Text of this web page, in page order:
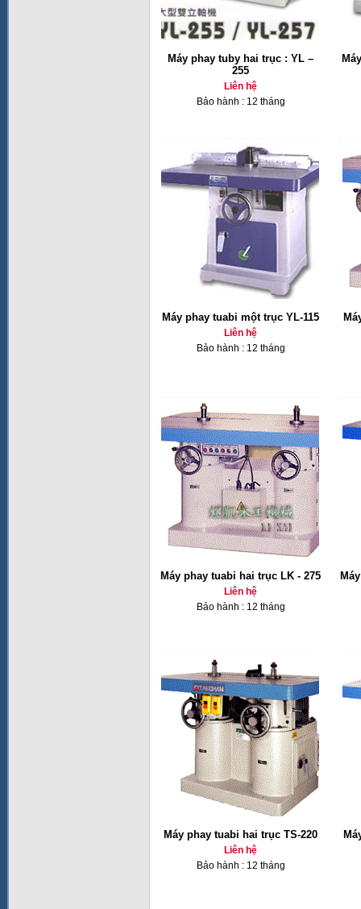
Máy phay tuby hai trục : YL –
255
Liên hệ
Bảo hành : 12 tháng
Máy phay tuabi một trục YL-115
Liên hệ
Bảo hành : 12 tháng
Máy phay tuabi hai trục LK - 275
Liên hệ
Bảo hành : 12 tháng
Máy phay tuabi hai trục TS-220
Liên hệ
Bảo hành : 12 tháng